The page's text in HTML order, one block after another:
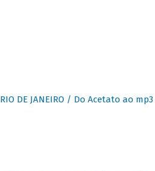
RIO DE JANEIRO / Do Acetato ao